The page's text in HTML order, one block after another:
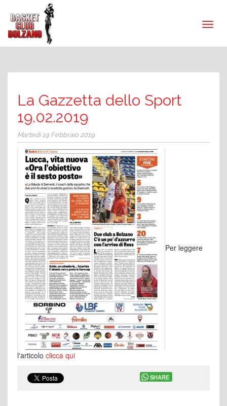
La Gazzetta dello Sport
19.02.2019
Martedì 19 Febbraio 2019
Per leggere
l'articolo clicca qui
SHARE